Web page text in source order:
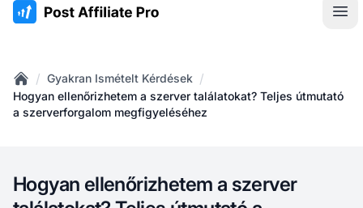
:site.title
Home
/ Gyakran Ismételt Kérdések /
Hogyan ellenőrizhetem a szerver találatokat? Teljes útmutató
a szerverforgalom megfigyeléséhez
Hogyan ellenőrizhetem a szerver